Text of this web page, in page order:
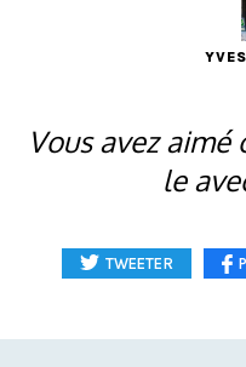
Vous avez aimé
le
TWEETER